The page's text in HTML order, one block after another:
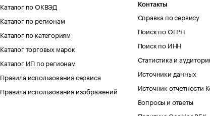
Каталог по ОКВЭД
Каталог по регионам
Каталог по категориям
Каталог торговых марок
Каталог ИП по регионам
Правила использования сервиса
Правила использования изображений
Контакты
Справка по сервису
Поиск по ОГРН
Поиск по ИНН
Статистика и
Источники данных
Источник отчетности
Вопросы и ответы